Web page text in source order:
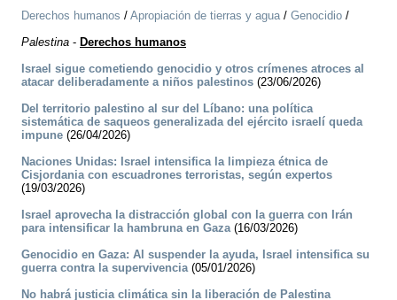
Derechos humanos / Apropiación de tierras y agua/ Genocidio /
Palestina - Derechos humanos
Israel sigue cometiendo genocidio y otros crímenes atroces al
atacar deliberadamente a niños palestinos (23/06/2026)
Del territorio palestino al sur del Líbano: una política
sistemática de saqueos generalizada del ejército israelí queda
impune (26/04/2026)
Naciones Unidas: Israel intensifica la limpieza étnica de
Cisjordania con escuadrones terroristas, según expertos
(19/03/2026)
Israel aprovecha la distracción global con la guerra con Irán
para intensificar la hambruna en Gaza(16/03/2026)
Genocidio en Gaza: Al suspender la ayuda, Israel intensifica su
guerra contra la supervivencia(05/01/2026)
No habrá justicia climática sin la liberación de Palestina